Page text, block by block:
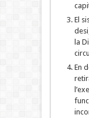
El
la
En